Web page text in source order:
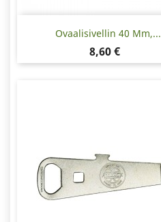
Ovaalisivellin 40 Mm,...
Hinta
8,60 €